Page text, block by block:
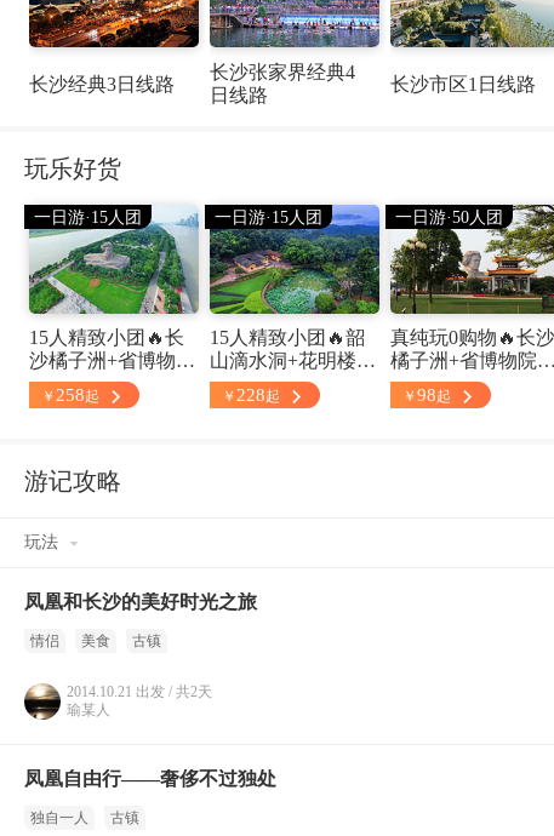
长沙经典3日线路
长沙张家界经典4
日线路
长沙市区1日线路
玩乐好货
一日游·15人团
15人精致小团🔥长
沙橘子洲+省博物馆
+岳麓书院1日游，
真纯玩0购物 赠橘子
￥ 258起
一日游·15人团
15人精致小团🔥韶
山滴水洞+花明楼1
日游，真纯玩0购物
🔥中心城区车接车
￥ 228起
一日游·50人团
真纯玩0购物🔥长沙
橘子洲+省博物院
+岳麓山爱晚亭+坡
子街1日游，赠火宫
￥ 98起
游记攻略
玩法
凤凰和长沙的美好时光之旅
情侣 美食 古镇
2014.10.21 出发 / 共2天
瑜某人
凤凰自由行——奢侈不过独处
独自一人 古镇